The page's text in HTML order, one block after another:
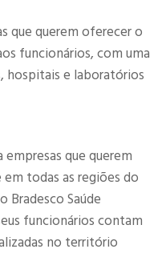
que querem oferecer o
funcionários, com uma
hospitais e laboratórios
que querem
todas as regiões do
Bradesco Saúde
funcionários contam
no território